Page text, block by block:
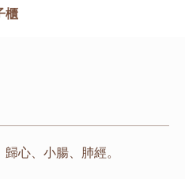
櫃
心、小腸、肺經。